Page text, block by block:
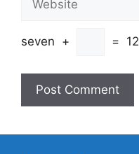
seven + = 12